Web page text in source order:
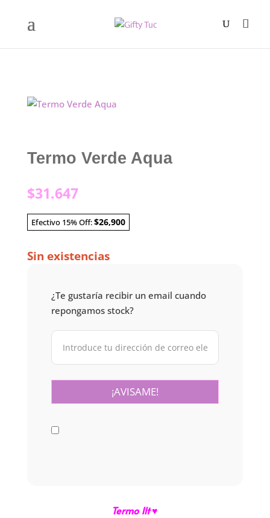
Termo Verde Aqua
$31.647
Efectivo 15% Off:$26,900
Sin existencias
¿Te gustaría recibir un email cuando
repongamos stock?
Termo 1lt ♥